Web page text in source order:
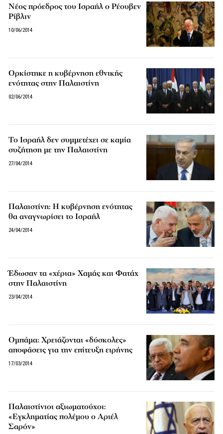
Νέος πρόεδρος του Ισραήλ ο Ρέουβεν
Ρίβλιν
10/06/2014
Ορκίστηκε η κυβέρνηση εθνικής
ενότητας στην Παλαιστίνη
02/06/2014
Το Ισραήλ δεν συμμετέχει σε καμία
συζήτηση με την Παλαιστίνη
27/04/2014
Παλαιστίνη: Η κυβέρνηση ενότητας
θα αναγνωρίσει το Ισραήλ
24/04/2014
Έδωσαν τα «χέρια» Χαμάς και Φατάχ
στην Παλαιστίνη
23/04/2014
Ομπάμα: Χρειάζονται «δύσκολες»
αποφάσεις για την επίτευξη ειρήνης
17/03/2014
Παλαιστίνιοι αξιωματούχοι:
«Εγκληματίας πολέμου ο Αριέλ
Σαρόν»